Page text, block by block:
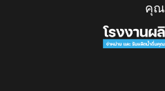
คุณ